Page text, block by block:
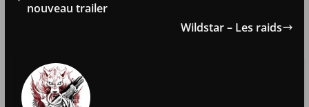
nouveau trailer
Wildstar – Les raids